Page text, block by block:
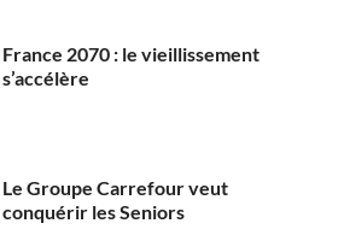
France 2070 : le vieillissement
s’accélère
Le Groupe Carrefour veut
conquérir les Seniors